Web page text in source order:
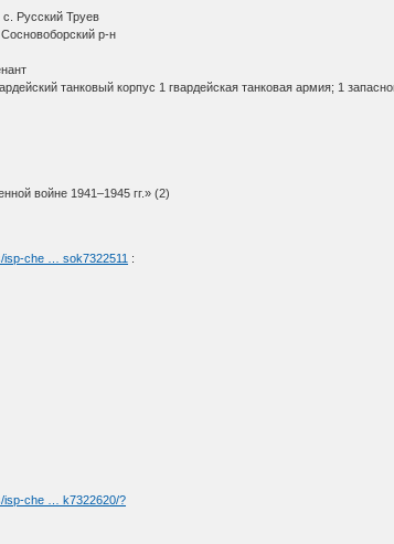
Русский Труев
р-н
танковый корпус 1 гвардейская танковая армия; 1
войне 1941–1945 гг.» (2)
isp-che … sok7322511 :
isp-che … k7322620/?